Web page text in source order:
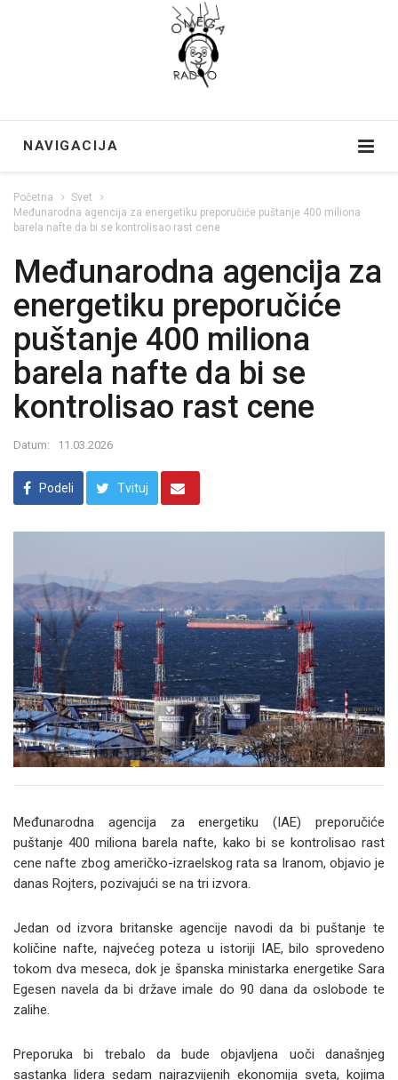
NAVIGACIJA
Početna
Svet
Međunarodna agencija za energetiku preporučiće puštanje 400 miliona
barela nafte da bi se kontrolisao rast cene
Međunarodna agencija za
energetiku preporučiće
puštanje 400 miliona
barela nafte da bi se
kontrolisao rast cene
Datum: 11.03.2026
Podeli Tvituj
Međunarodna agencija za energetiku (IAE) preporučiće
puštanje 400 miliona barela nafte, kako bi se kontrolisao rast
cene nafte zbog američko-izraelskog rata sa Iranom, objavio je
danas Rojters, pozivajući se na tri izvora.
Jedan od izvora britanske agencije navodi da bi puštanje te
količine nafte, najvećeg poteza u istoriji IAE, bilo sprovedeno
tokom dva meseca, dok je španska ministarka energetike Sara
Egesen navela da bi države imale do 90 dana da oslobode te
zalihe.
Preporuka bi trebalo da bude objavljena uoči današnjeg
sastanka lidera sedam najrazvijenih ekonomija sveta, kojima